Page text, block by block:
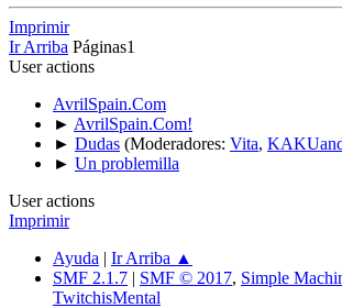
Imprimir
Ir Arriba Páginas1
User actions
AvrilSpain.Com
► AvrilSpain.Com!
► Dudas (Moderadores: Vita,
► Un problemilla
User actions
Imprimir
Ayuda | Ir Arriba ▲
SMF 2.1.7 | SMF © 2017, Simple
TwitchisMental